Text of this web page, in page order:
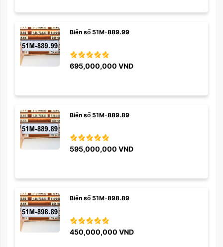
Biển số 51M-889.99
695,000,000 VND
Biển số 51M-889.89
595,000,000 VND
Biển số 51M-898.89
450,000,000 VND